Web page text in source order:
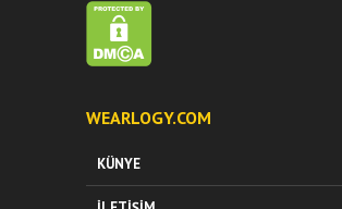
WEARLOGY.COM
KÜNYE